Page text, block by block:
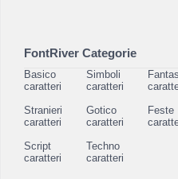
FontRiver Categorie
Basico
caratteri
Simboli
caratteri
Stranieri
caratteri
Gotico
caratteri
Feste
Script
caratteri
Techno
caratteri